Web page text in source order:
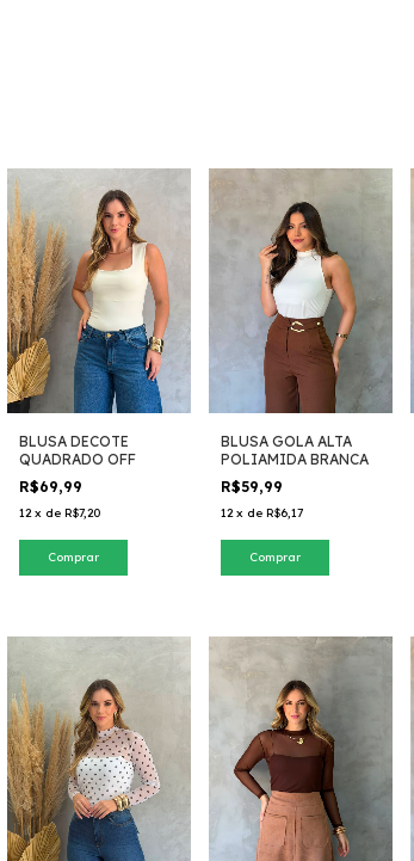
BLUSA DECOTE
QUADRADO OFF
R$69,99
12 x de R$7,20
Comprar
BLUSA GOLA ALTA
POLIAMIDA BRANCA
R$59,99
12 x de R$6,17
Comprar